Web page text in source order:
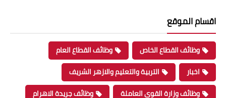
اقسام الموقع
وظائف القطاع الخاص
وظائف القطاع العام
اخبار
التربية والتعليم والازهر الشريف
وظائف وزارة القوى العاملة
وظائف جريدة الاهرام